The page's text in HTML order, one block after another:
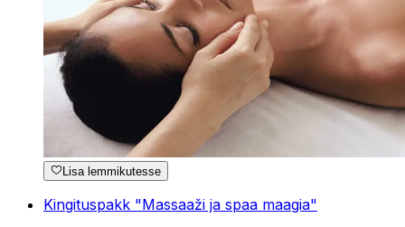
Lisa lemmikutesse
Kingituspakk "Massaaži ja spaa maagia"